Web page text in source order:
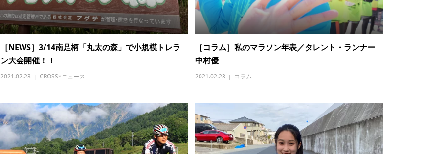
［NEWS］3/14南足柄「丸太の森」で小規模トレラ
ン大会開催！！
2021.02.23 CROSS×ニュース
［コラム］私のマラソン年表／タレント・ランナー
中村優
2021.02.23 コラム